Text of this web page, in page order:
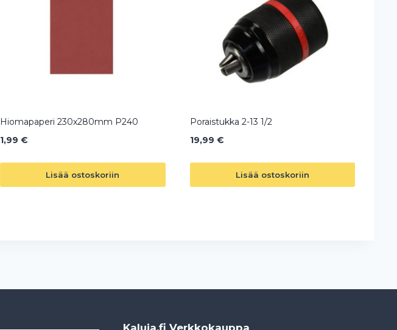
Hiomapaperi 230x280mm P240
1,99 €
Lisää ostoskoriin
Poraistukka 2-13 1/2
19,99 €
Lisää ostoskoriin